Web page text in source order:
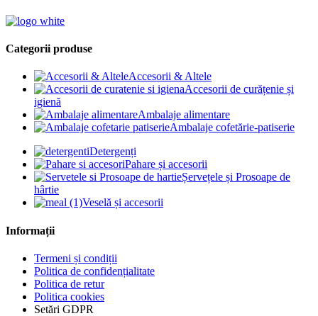
Categorii produse
Accesorii & Altele
Accesorii de curățenie și
igienă
Ambalaje alimentare
Ambalaje cofetărie-patiserie
Detergenți
Pahare și accesorii
Șervețele și Prosoape de
hârtie
Veselă și accesorii
Informații
Termeni și condiții
Politica de confidențialitate
Politica de retur
Politica cookies
Setări GDPR